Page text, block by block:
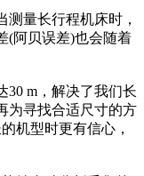
量长行程机床时，
(阿贝误差)也会随着
30 m，解决了我们长
为寻找合适尺寸的方
机型时更有信心，